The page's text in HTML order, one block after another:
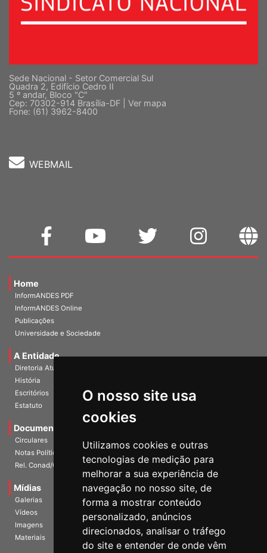
O nosso site usa
cookies
Utilizamos cookies e outras
tecnologias de medição para
melhorar a sua experiência de
navegação no nosso site, de
forma a mostrar conteúdo
personalizado, anúncios
direcionados, analisar o tráfego
do site e entender de onde vêm
Sede Nacional - Setor Comercial Sul
Quadra 2, Edifício Cedro II
5 º andar, Bloco "C"
Cep: 70302-914 Brasília-DF | Ver mapa
Fone: (61) 3962-8400
WEBMAIL
Home
InformANDES PDF
InformANDES Online
Publicações
Universidade e Sociedade
A Entidade
Diretoria Atual
História
Escritórios
Estatuto
Documentos
Circulares
Notas Políticas
Rel. Conad/Congresso
Mídias
Galerias
Vídeos
Imagens
Materiais